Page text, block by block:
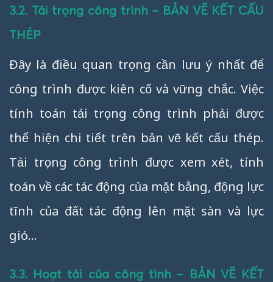
3.2. Tải trọng công trình – BẢN VẼ KẾT CẤU
THÉP
Đây là điều quan trọng cần lưu ý nhất để
công trình được kiên cố và vững chắc. Việc
tính toán tải trọng công trình phải được
thể hiện chi tiết trên bản vẽ kết cấu thép.
Tải trọng công trình được xem xét, tính
toán về các tác động của mặt bằng, động lực
tĩnh của đất tác động lên mặt sàn và lực
gió…
3.3. Hoạt tải của công tình – BẢN VẼ KẾT